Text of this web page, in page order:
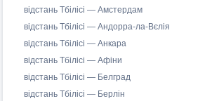
відстань Тбілісі — Амстердам
відстань Тбілісі — Андорра-ла-Вєлія
відстань Тбілісі — Анкара
відстань Тбілісі — Афіни
відстань Тбілісі — Белград
відстань Тбілісі — Берлін